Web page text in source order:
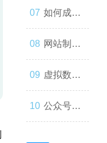
众号成为
人们心中
的第一选
择
的分销商
城？
城：为什
么您应该
考虑加
入？
如何成为
微信小程
序开发高
手？
网站制作
流程与技
巧
虚拟数字
人：从奇
公众号开